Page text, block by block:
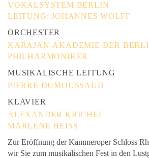
VOKALSYSTEM BERLIN
LEITUNG: JOHANNES WOLFF
ORCHESTER
KARAJAN-AKADEMIE DER
PHILHARMONIKER
MUSIKALISCHE LEITUNG
PIERRE DUMOUSSAUD
KLAVIER
ALEXANDER KRICHEL
MARLENE HEISS
Zur Eröffnung der Kammeroper Schloss
wir Sie zum musikalischen Fest in den